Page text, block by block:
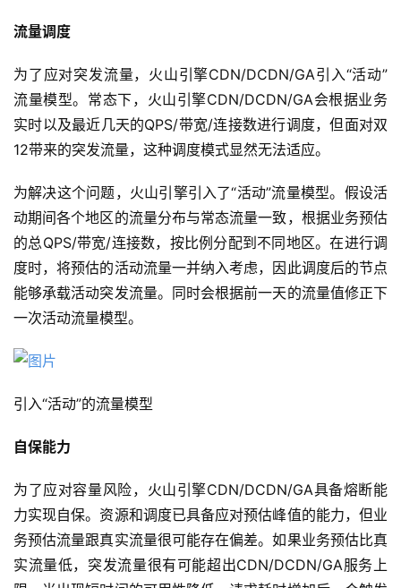
流量调度
为了应对突发流量，火山引擎CDN/DCDN/GA引入“活动”
流量模型。常态下，火山引擎CDN/DCDN/GA会根据业务
实时以及最近几天的QPS/带宽/连接数进行调度，但面对双
12带来的突发流量，这种调度模式显然无法适应。
为解决这个问题，火山引擎引入了“活动”流量模型。假设活
动期间各个地区的流量分布与常态流量一致，根据业务预估
的总QPS/带宽/连接数，按比例分配到不同地区。在进行调
度时，将预估的活动流量一并纳入考虑，因此调度后的节点
能够承载活动突发流量。同时会根据前一天的流量值修正下
一次活动流量模型。
引入“活动”的流量模型
自保能力
为了应对容量风险，火山引擎CDN/DCDN/GA具备熔断能
力实现自保。资源和调度已具备应对预估峰值的能力，但业
务预估流量跟真实流量很可能存在偏差。如果业务预估比真
实流量低，突发流量很有可能超出CDN/DCDN/GA服务上